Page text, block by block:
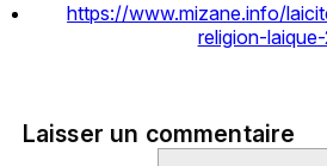
https://www.mizane.info/
religion-
Laisser un commentaire